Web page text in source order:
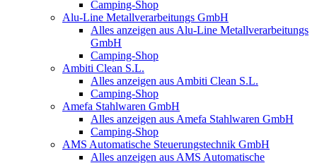
Camping-Shop
Alu-Line Metallverarbeitungs GmbH
Alles anzeigen aus Alu-Line Metallverarbeitungs
GmbH
Camping-Shop
Ambiti Clean S.L.
Alles anzeigen aus Ambiti Clean S.L.
Camping-Shop
Amefa Stahlwaren GmbH
Alles anzeigen aus Amefa Stahlwaren GmbH
Camping-Shop
AMS Automatische Steuerungstechnik GmbH
Alles anzeigen aus AMS Automatische